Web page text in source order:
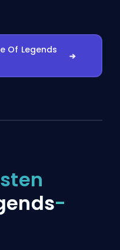
Of Legends
-